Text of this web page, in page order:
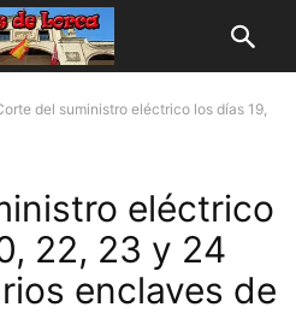
del suministro eléctrico los días 19,
eléctrico
22, 23 y 24
enclaves de